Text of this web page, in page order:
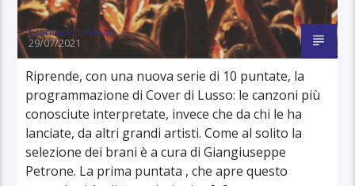
Giancarlo Lovisari
29/07/2021
Riprende, con una nuova serie di 10 puntate, la
programmazione di Cover di Lusso: le canzoni più
conosciute interpretate, invece che da chi le ha
lanciate, da altri grandi artisti. Come al solito la
selezione dei brani è a cura di Giangiuseppe
Petrone. La prima puntata , che apre questo